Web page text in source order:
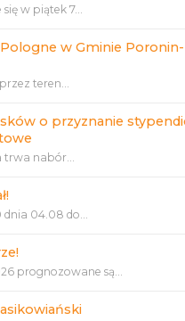
się w piątek 7...
w Gminie
teren...
o przyznanie
trwa nabór...
dnia 04.08 do...
prognozowane są...